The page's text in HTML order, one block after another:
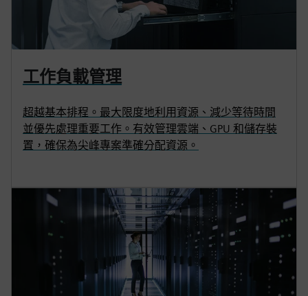
工作負載管理
超越基本排程。最大限度地利用資源、減少等待時間
並優先處理重要工作。有效管理雲端、GPU 和儲存裝
置，確保為尖峰專案準確分配資源。